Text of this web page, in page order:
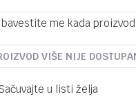
me kada
VIŠE NIJE
u listi želja